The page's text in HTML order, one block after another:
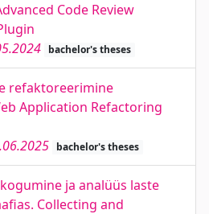
Code Review
bachelor's theses
refaktoreerimine
Application Refactoring
bachelor's theses
ja analüüs laste
Collecting and